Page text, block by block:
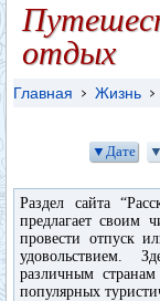
отдых
Главная Жизнь
▼Дате
Раздел сайта
предлагает своим
провести отпуск
удовольствием.
различным
популярных